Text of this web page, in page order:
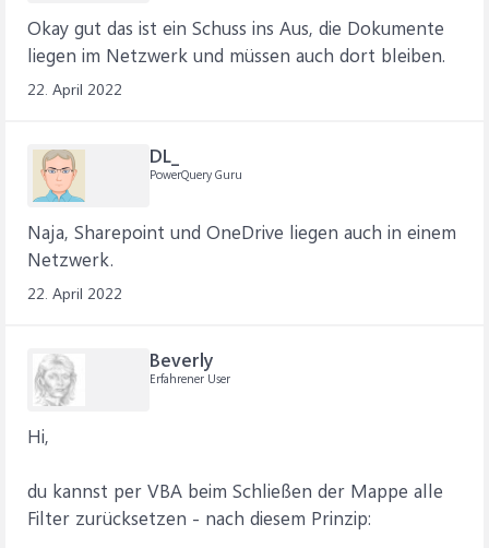
Okay gut das ist ein Schuss ins Aus, die Dokumente
liegen im Netzwerk und müssen auch dort bleiben.
22. April 2022
DL_
PowerQuery Guru
Naja, Sharepoint und OneDrive liegen auch in einem
Netzwerk.
22. April 2022
Beverly
Erfahrener User
Hi,
du kannst per VBA beim Schließen der Mappe alle
Filter zurücksetzen - nach diesem Prinzip: